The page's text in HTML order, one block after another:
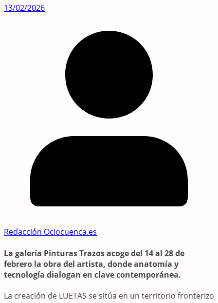
13/02/2026
Redacción Ociocuenca.es
La galería Pinturas Trazos acoge del 14 al 28 de
febrero la obra del artista, donde anatomía y
tecnología dialogan en clave contemporánea.
La creación de LUETAS se sitúa en un territorio fronterizo